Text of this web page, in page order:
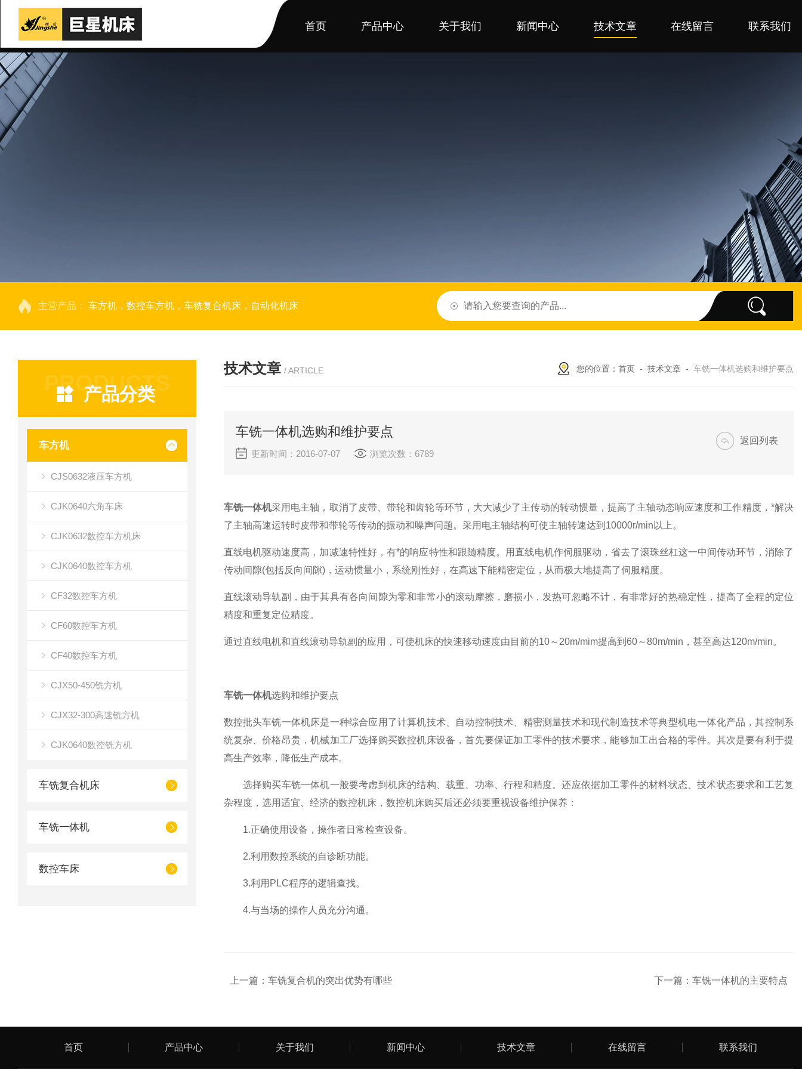
首页 产品中心 关于我们 新闻中心 技术文章 在线留言 联系我们
主营产品： 车方机，数控车方机，车铣复合机床，自动化机床
PRODUCTS
产品分类
车方机
CJS0632液压车方机
CJK0640六角车床
CJK0632数控车方机床
CJK0640数控车方机
CF32数控车方机
CF60数控车方机
CF40数控车方机
CJX50-450铣方机
CJX32-300高速铣方机
CJK0640数控铣方机
车铣复合机床
车铣一体机
数控车床
技术文章 / ARTICLE 您的位置： 首页 - 技术文章 - 车铣一体机选购和维护要点
车铣一体机选购和维护要点
更新时间：2016-07-07 浏览次数：6789
返回列表
车铣一体机采用电主轴，取消了皮带、带轮和齿轮等环节，大大减少了主传动的转动惯量，提高了主轴动态响应速度和工作精度，*解决
了主轴高速运转时皮带和带轮等传动的振动和噪声问题。采用电主轴结构可使主轴转速达到10000r/min以上。
直线电机驱动速度高，加减速特性好，有*的响应特性和跟随精度。用直线电机作伺服驱动，省去了滚珠丝杠这一中间传动环节，消除了
传动间隙(包括反向间隙)，运动惯量小，系统刚性好，在高速下能精密定位，从而极大地提高了伺服精度。
直线滚动导轨副，由于其具有各向间隙为零和非常小的滚动摩擦，磨损小，发热可忽略不计，有非常好的热稳定性，提高了全程的定位
精度和重复定位精度。
通过直线电机和直线滚动导轨副的应用，可使机床的快速移动速度由目前的10～20m/mim提高到60～80m/min，甚至高达120m/min。
车铣一体机选购和维护要点
数控批头车铣一体机床是一种综合应用了计算机技术、自动控制技术、精密测量技术和现代制造技术等典型机电一体化产品，其控制系
统复杂、价格昂贵，机械加工厂选择购买数控机床设备，首先要保证加工零件的技术要求，能够加工出合格的零件。其次是要有利于提
高生产效率，降低生产成本。
选择购买车铣一体机一般要考虑到机床的结构、载重、功率、行程和精度。还应依据加工零件的材料状态、技术状态要求和工艺复
杂程度，选用适宜、经济的数控机床，数控机床购买后还必须要重视设备维护保养：
1.正确使用设备，操作者日常检查设备。
2.利用数控系统的自诊断功能。
3.利用PLC程序的逻辑查找。
4.与当场的操作人员充分沟通。
上一篇： 车铣复合机的突出优势有哪些 下一篇： 车铣一体机的主要特点
首页 产品中心 关于我们 新闻中心 技术文章 在线留言 联系我们